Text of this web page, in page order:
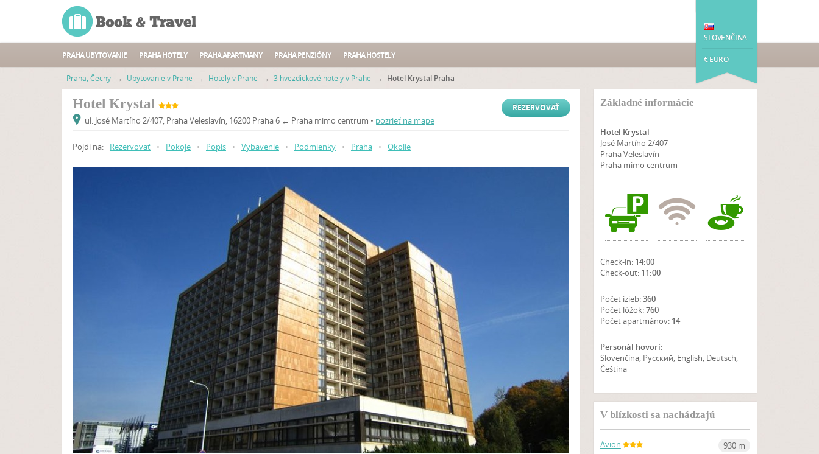
SLOVENČINA
€ EURO
PRAHA UBYTOVANIE PRAHA HOTELY PRAHA APARTMANY PRAHA PENZIÓNY PRAHA HOSTELY
Praha, Čechy → Ubytovanie v Prahe → Hotely v Prahe → 3 hvezdickové hotely v Prahe → Hotel Krystal Praha
Hotel Krystal REZERVOVAŤ
ul. José Martího 2/407, Praha Veleslavín, 16200 Praha 6 ← Praha mimo centrum • pozrieť na mape
Pojdi na: Rezervovať • Pokoje • Popis • Vybavenie • Podmienky • Praha • Okolie
Základné informácie
Hotel Krystal
José Martího 2/407
Praha Veleslavín
Praha mimo centrum
Check-in: 14:00
Check-out: 11:00
Počet izieb:360
Počet lôžok:760
Počet apartmánov: 14
Personál hovorí:
Slovenčina, Русский, English, Deutsch,
Čeština
POZRIEŤ NA MAPE
V blízkosti sa nachádzajú
Avion
930 m